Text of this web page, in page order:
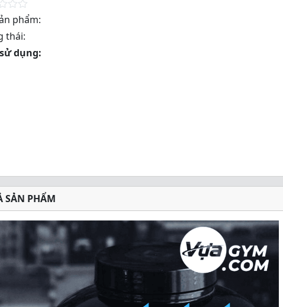
phẩm:
thái:
dụng:
SẢN PHẨM